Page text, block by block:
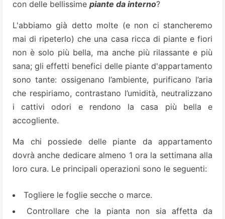
con delle bellissime piante da interno?
L'abbiamo già detto molte (e non ci stancheremo
mai di ripeterlo) che una casa ricca di piante e fiori
non è solo più bella, ma anche più rilassante e più
sana; gli effetti benefici delle piante d'appartamento
sono tante: ossigenano l’ambiente, purificano l’aria
che respiriamo, contrastano l’umidità, neutralizzano
i cattivi odori e rendono la casa più bella e
accogliente.
Ma chi possiede delle piante da appartamento
dovrà anche dedicare almeno 1 ora la settimana alla
loro cura. Le principali operazioni sono le seguenti:
Togliere le foglie secche o marce.
Controllare che la pianta non sia affetta da